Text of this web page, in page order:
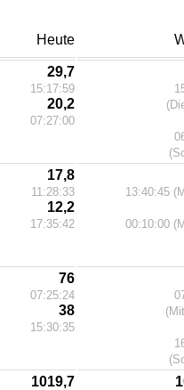
Heute
29,7
15:17:59
20,2
07:27:00
17,8
11:28:33
12,2
17:35:42
13:40:45
00:10:00
76
07:25:24
38
15:30:35
1019,7